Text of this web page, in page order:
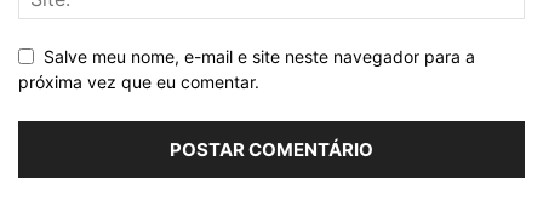
Salve meu nome, e-mail e site neste navegador para a
próxima vez que eu comentar.